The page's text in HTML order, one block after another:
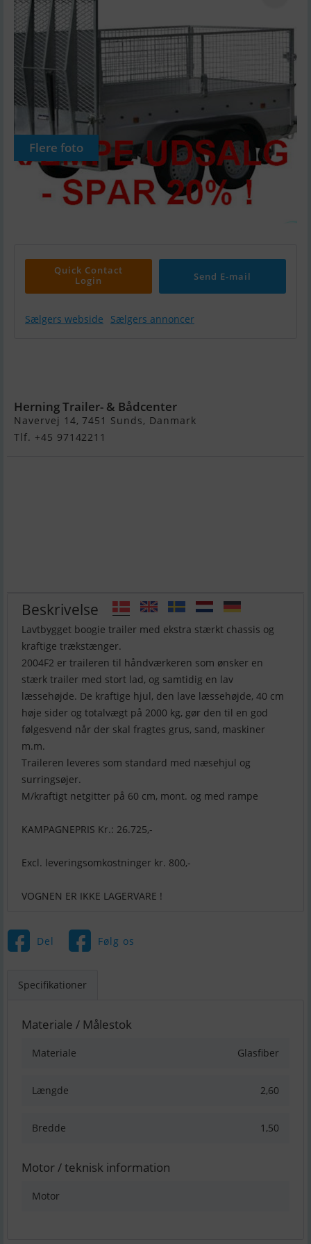
Flere foto
Quick Contact
Login
Send E-mail
Sælgers webside Sælgers annoncer
Herning Trailer- & Bådcenter
Navervej 14, 7451 Sunds, Danmark
Tlf. +45 97142211
Beskrivelse
Lavtbygget boogie trailer med ekstra stærkt chassis og
kraftige trækstænger.
2004F2 er traileren til håndværkeren som ønsker en
stærk trailer med stort lad, og samtidig en lav
læssehøjde. De kraftige hjul, den lave læssehøjde, 40 cm
høje sider og totalvægt på 2000 kg, gør den til en god
følgesvend når der skal fragtes grus, sand, maskiner
m.m.
Traileren leveres som standard med næsehjul og
surringsøjer.
M/kraftigt netgitter på 60 cm, mont. og med rampe
KAMPAGNEPRIS Kr.: 26.725,-
Excl. leveringsomkostninger kr. 800,-
Del Følg os
Specifikationer
Materiale / Målestok
Materiale Glasfiber
Længde 2,60
Bredde 1,50
Motor / teknisk information
Motor